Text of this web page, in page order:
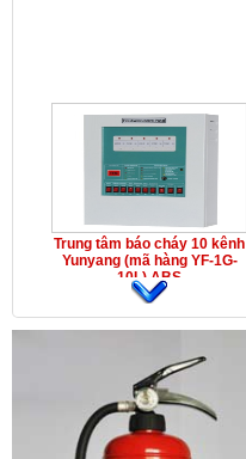
Trung tâm báo cháy 10 kênh
Yunyang (mã hàng YF-1G-
10L) ABS